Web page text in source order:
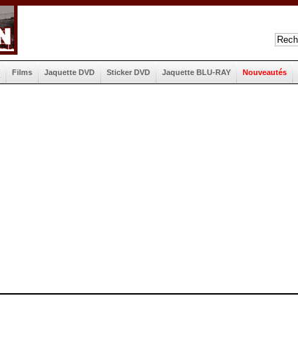
Films Jaquette DVD Sticker DVD Jaquette BLU-RAY Nouveautés